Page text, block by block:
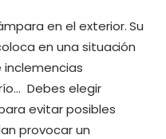
en el exterior. Su
en una situación
Debes elegir
evitar posibles
provocar un